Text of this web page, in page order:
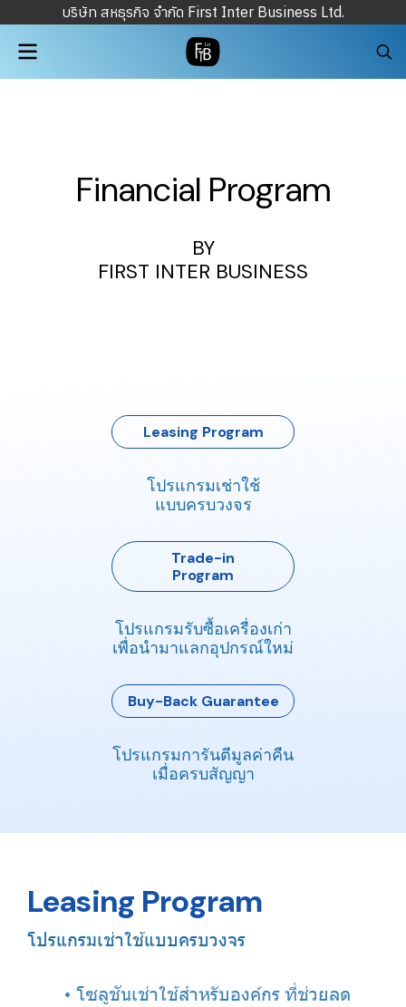
บริษัท สหธุรกิจ จำกัด First Inter Business Ltd.
Financial Program
BY
FIRST INTER BUSINESS
Leasing Program
โปรแกรมเช่าใช้
แบบครบวงจร
Trade-in
Program
โปรแกรมรับซื้อเครื่องเก่า
เพื่อนำมาแลกอุปกรณ์ใหม่
Buy-Back Guarantee
โปรแกรมการันตีมูลค่าคืน
เมื่อครบสัญญา
Leasing Program
โปรแกรมเช่าใช้แบบครบวงจร
โซลูชันเช่าใช้สำหรับองค์กร ที่ช่วยลด